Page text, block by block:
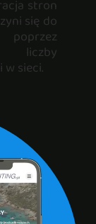
stron
się do
liczby
sieci.